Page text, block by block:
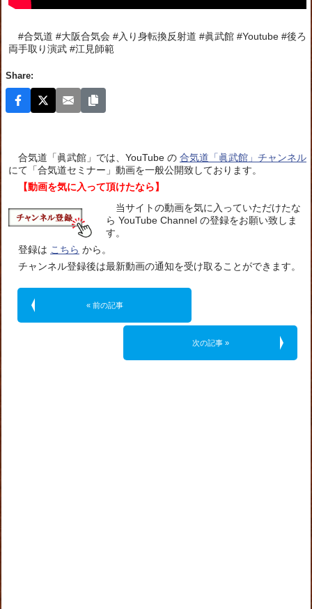
#合気道 #大阪合気会 #入り身転換反射道 #眞武館 #Youtube #後ろ
両手取り演武 #江見師範
Share:
合気道「眞武館」では、YouTube の 合気道「眞武館」チャンネル
にて「合気道セミナー」動画を一般公開致しております。
【動画を気に入って頂けたなら】
当サイトの動画を気に入っていただけたな
ら YouTube Channel の登録をお願い致しま
す。
登録は こちら から。
チャンネル登録後は最新動画の通知を受け取ることができます。
« 前の記事
次の記事 »